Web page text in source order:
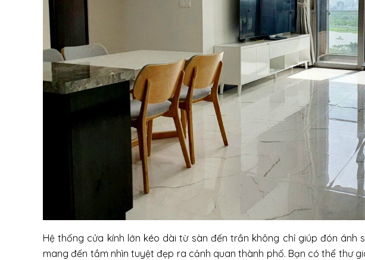
Hệ thống cửa kính lớn kéo dài từ sàn đến trần không chỉ giúp đón
mang đến tầm nhìn tuyệt đẹp ra cảnh quan thành phố. Bạn có thể thư